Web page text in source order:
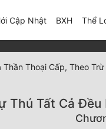
Cập Nhật(current)
BXH Thể
Thoại Cấp, Theo
Thú Tất Cả